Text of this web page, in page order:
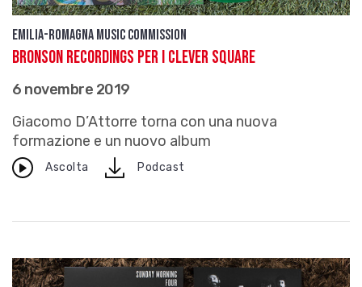
Emilia-Romagna Music Commission
Bronson Recordings per i Clever Square
6 novembre 2019
Giacomo D’Attorre torna con una nuova
formazione e un nuovo album
Ascolta downloadPodcast